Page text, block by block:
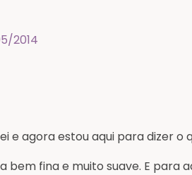
2014
e agora estou aqui para dizer o
bem fina e muito suave. E para